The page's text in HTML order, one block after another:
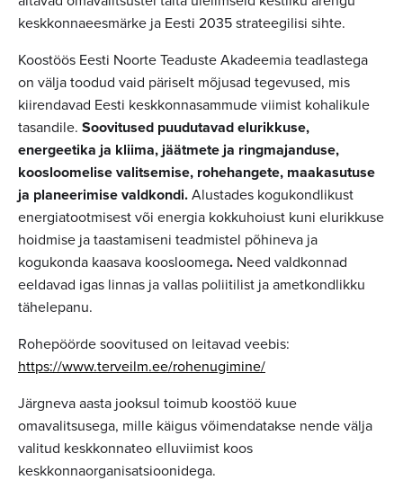
keskkonnaeesmärke ja Eesti 2035 strateegilisi sihte.
Koostöös Eesti Noorte Teaduste Akadeemia teadlastega
on välja toodud vaid päriselt mõjusad tegevused, mis
kiirendavad Eesti keskkonnasammude viimist kohalikule
tasandile. Soovitused puudutavad elurikkuse,
energeetika ja kliima, jäätmete ja ringmajanduse,
koosloomelise valitsemise, rohehangete, maakasutuse
ja planeerimise valdkondi. Alustades kogukondlikust
energiatootmisest või energia kokkuhoiust kuni elurikkuse
hoidmise ja taastamiseni teadmistel põhineva ja
kogukonda kaasava koosloomega. Need valdkonnad
eeldavad igas linnas ja vallas poliitilist ja ametkondlikku
tähelepanu.
Rohepöörde soovitused on leitavad veebis:
https://www.terveilm.ee/rohenugimine/
Järgneva aasta jooksul toimub koostöö kuue
omavalitsusega, mille käigus võimendatakse nende välja
valitud keskkonnateo elluviimist koos
keskkonnaorganisatsioonidega.